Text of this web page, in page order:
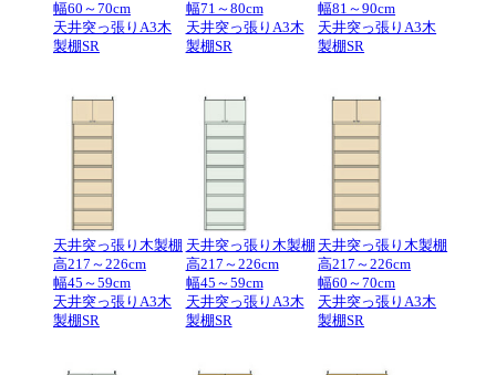
幅60～70cm
天井突っ張りA3木
製棚SR
幅71～80cm
天井突っ張りA3木
製棚SR
幅81～90cm
天井突っ張りA3木
製棚SR
天井突っ張り木製棚
高217～226cm
幅45～59cm
天井突っ張りA3木
製棚SR
天井突っ張り木製棚
高217～226cm
幅45～59cm
天井突っ張りA3木
製棚SR
天井突っ張り木製棚
高217～226cm
幅60～70cm
天井突っ張りA3木
製棚SR